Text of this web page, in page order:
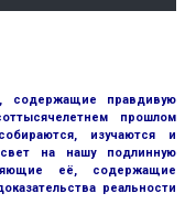
содержащие правдивую
прошлом
изучаются и
на нашу подлинную
её, содержащие
реальности